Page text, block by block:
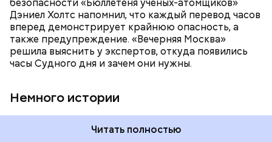
безопасности «Бюллетеня ученых-атомщиков»
Дэниел Холтс напомнил, что каждый перевод часов
вперед демонстрирует крайнюю опасность, а
также предупреждение. «Вечерняя Москва»
решила выяснить у экспертов, откуда появились
часы Судного дня и зачем они нужны.
Немного истории
предметом обсуждения для аналитиков со всего
мира. Но, помимо перспективы отправиться в
«атомный рай», с 2007 года на стрелку часов
влияет еще одна глобальная угроза —
климатические изменения.
Читать полностью